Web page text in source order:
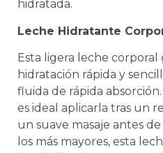
hidratada.
Leche Hidratante
Esta ligera leche corporal
hidratación rápida y
fluida de rápida
es ideal aplicarla tras un
un suave masaje antes
los más mayores, esta